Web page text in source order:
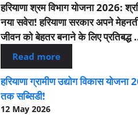
हरियाणा श्रम विभाग योजना 2026:
नया सवेरा! हरियाणा सरकार अपने
जीवन को बेहतर बनाने के लिए प्रतिबद्ध
Read more
हरियाणा ग्रामीण उद्योग विकास
तक सब्सिडी!
12 May 2026